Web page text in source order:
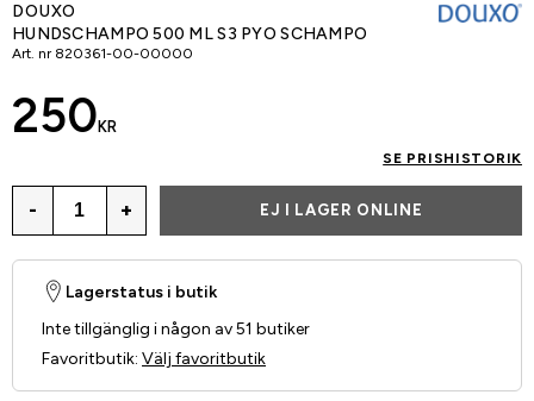
DOUXO
HUNDSCHAMPO 500 ML S3 PYO SCHAMPO
Art. nr 820361-00-00000
250 KR
SE PRISHISTORIK
- + EJ I LAGER ONLINE
Lagerstatus i butik
Inte tillgänglig i någon av 51 butiker
Favoritbutik: Välj favoritbutik